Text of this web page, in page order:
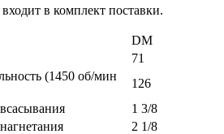
в комплект поставки.
DM
71
(1450 об/мин
126
1 3/8
2 1/8